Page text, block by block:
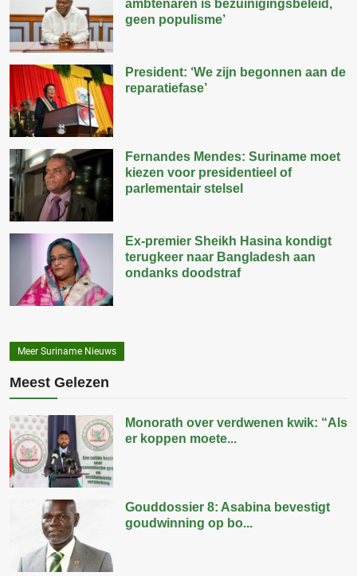
ambtenaren is bezuinigingsbeleid,
geen populisme’
President: ‘We zijn begonnen aan de
reparatiefase’
Fernandes Mendes: Suriname moet
kiezen voor presidentieel of
parlementair stelsel
Ex-premier Sheikh Hasina kondigt
terugkeer naar Bangladesh aan
ondanks doodstraf
Meer Suriname Nieuws
Meest Gelezen
Monorath over verdwenen kwik: “Als
er koppen moete...
Gouddossier 8: Asabina bevestigt
goudwinning op bo...